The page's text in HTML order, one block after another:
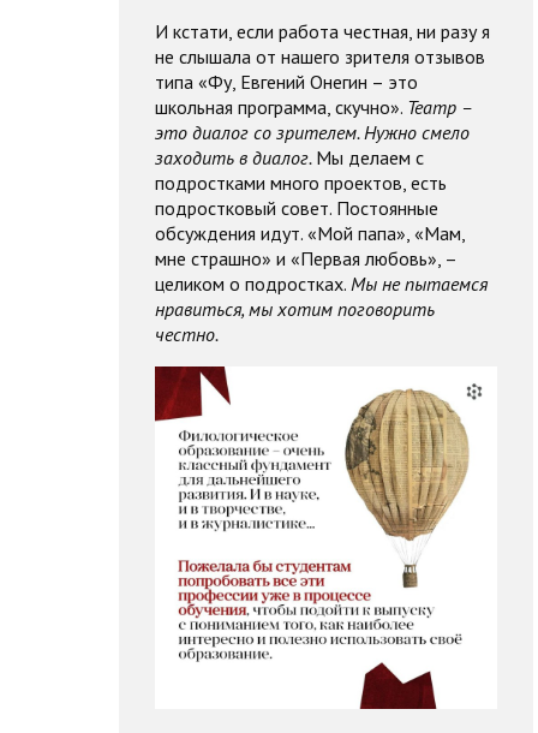
И кстати, если работа честная, ни разу я
не слышала от нашего зрителя отзывов
типа «Фу, Евгений Онегин – это
школьная программа, скучно». Театр –
это диалог со зрителем. Нужно смело
заходить в диалог. Мы делаем с
подростками много проектов, есть
подростковый совет. Постоянные
обсуждения идут. «Мой папа», «Мам,
мне страшно» и «Первая любовь», –
целиком о подростках. Мы не пытаемся
нравиться, мы хотим поговорить
честно.